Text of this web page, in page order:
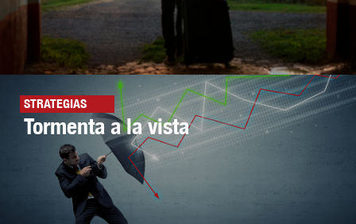
STRATEGIAS
Tormenta a la vista